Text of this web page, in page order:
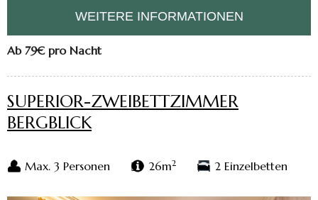
WEITERE INFORMATIONEN
Ab 79€pro Nacht
SUPERIOR-ZWEIBETTZIMMER
BERGBLICK
Max. 3 Personen 26m2 2 Einzelbetten